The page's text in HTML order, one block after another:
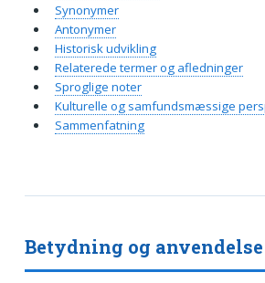
Betydning og anvendelse
Synonymer
Antonymer
Historisk udvikling
Relaterede termer og afledninger
Sproglige noter
Kulturelle og samfundsmæssige
Sammenfatning